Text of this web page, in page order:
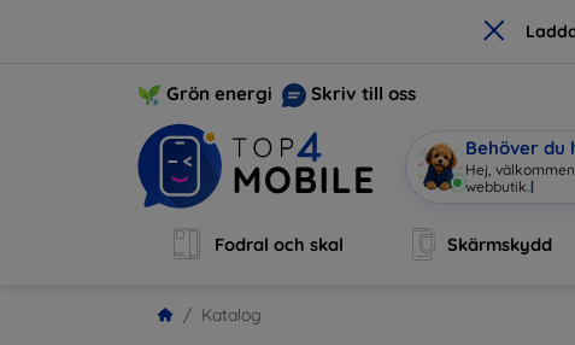
×
Grön energi Skriv till oss
Behöver du
Hej, välkommen
Fodral och skal Skärmskydd
Katalog